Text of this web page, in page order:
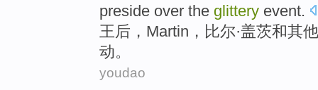
preside over the glittery event.
王后 ， Martin ， 比尔·盖茨和其他
动。
youdao